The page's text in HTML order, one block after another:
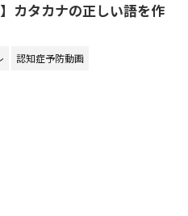
】カタカナの正しい語を作
認知症予防動画